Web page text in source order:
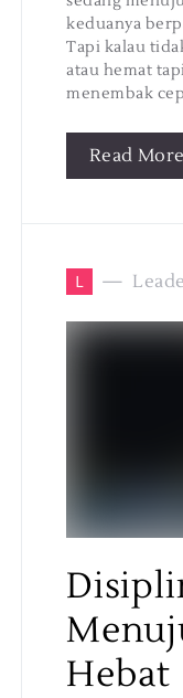
keduanya
Tapi kalau
atau hemat
menembak
Read More
L
Hebat